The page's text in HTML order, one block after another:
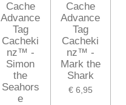
Cache
Advance
Tag
Cacheki
nz™ -
Simon
the
Seahors
e
Cache
Advance
Tag
Cacheki
nz™ -
Mark the
Shark
€ 6,95